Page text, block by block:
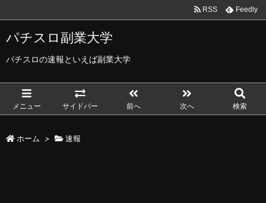
パチスロ副業大学
パチスロの速報といえば副業大学
メニュー サイドバー 前へ 次へ 検索
RSS Feedly
ホーム > 速報